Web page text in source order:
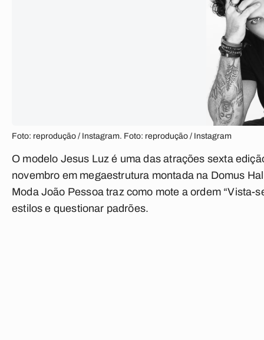
Foto: reprodução / Instagram. Foto: reprodução / Instagram
O modelo Jesus Luz é uma das atrações sexta
novembro em megaestrutura montada na Domus
Moda João Pessoa traz como mote a ordem “Vista-
estilos e questionar padrões.